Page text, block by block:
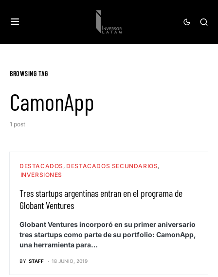
BROWSING TAG
CamonApp
1 post
DESTACADOS DESTACADOS SECUNDARIOS
INVERSIONES
Tres startups argentinas entran en el programa de
Globant Ventures
Globant Ventures incorporó en su primer aniversario
tres startups como parte de su portfolio: CamonApp,
una herramienta para…
BY STAFF 18 JUNIO, 2019